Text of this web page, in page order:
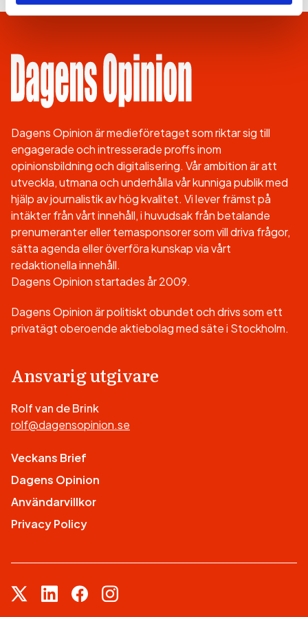
Dagens Opinion är medieföretaget som riktar sig till
engagerade och intresserade proffs inom
opinionsbildning och digitalisering. Vår ambition är att
utveckla, utmana och underhålla vår kunniga publik med
hjälp av journalistik av hög kvalitet. Vi lever främst på
intäkter från vårt innehåll, i huvudsak från betalande
prenumeranter eller temasponsorer som vill driva frågor,
sätta agenda eller överföra kunskap via vårt
redaktionella innehåll.
Dagens Opinion startades år 2009.
Dagens Opinion är politiskt obundet och drivs som ett
privatägt oberoende aktiebolag med säte i Stockholm.
Ansvarig utgivare
Rolf van de Brink
rolf@dagensopinion.se
Veckans Brief
Dagens Opinion
Användarvillkor
Privacy Policy